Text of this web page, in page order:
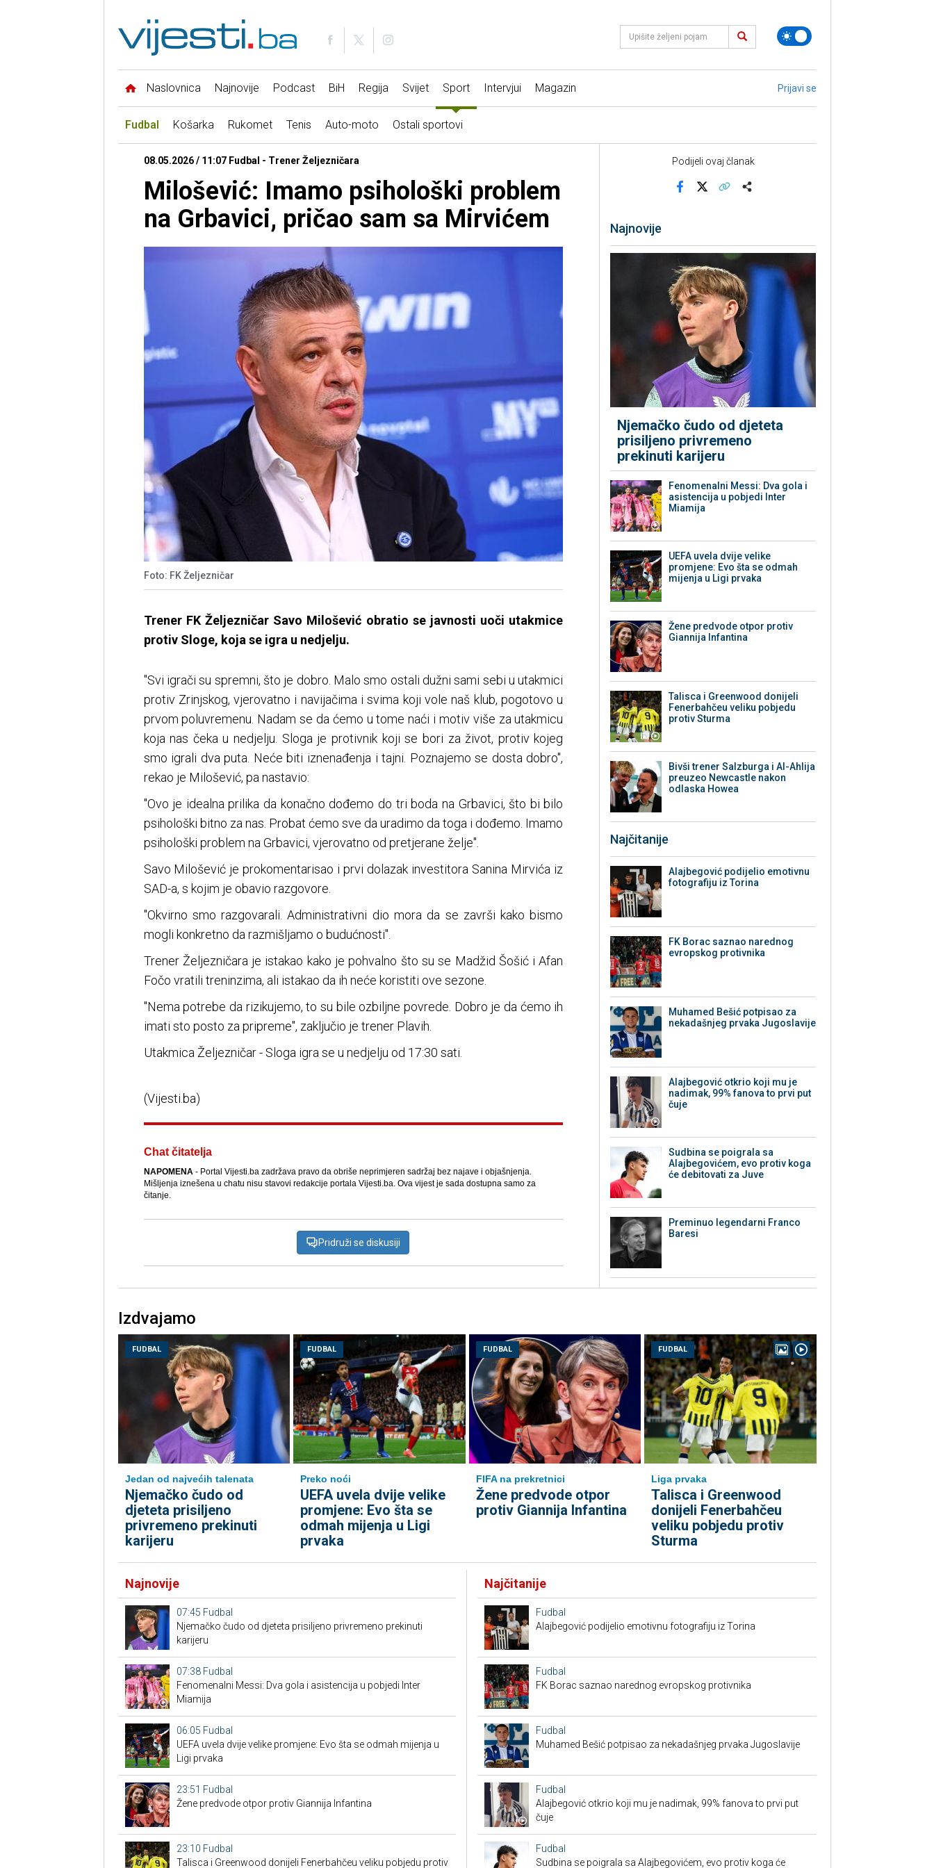
Naslovnica Najnovije Podcast BiH Regija Svijet Sport Intervjui Magazin Prijavi se
Fudbal Košarka Rukomet Tenis Auto-moto Ostali sportovi
08.05.2026 / 11:07 Fudbal - Trener Željezničara
Milošević: Imamo psihološki problem
na Grbavici, pričao sam sa Mirvićem
Foto: FK Željezničar
Trener FK Željezničar Savo Milošević obratio se javnosti uoči utakmice
protiv Sloge, koja se igra u nedjelju.
"Svi igrači su spremni, što je dobro. Malo smo ostali dužni sami sebi u utakmici
protiv Zrinjskog, vjerovatno i navijačima i svima koji vole naš klub, pogotovo u
prvom poluvremenu. Nadam se da ćemo u tome naći i motiv više za utakmicu
koja nas čeka u nedjelju. Sloga je protivnik koji se bori za život, protiv kojeg
smo igrali dva puta. Neće biti iznenađenja i tajni. Poznajemo se dosta dobro",
rekao je Milošević, pa nastavio:
"Ovo je idealna prilika da konačno dođemo do tri boda na Grbavici, što bi bilo
psihološki bitno za nas. Probat ćemo sve da uradimo da toga i dođemo. Imamo
psihološki problem na Grbavici, vjerovatno od pretjerane želje".
Savo Milošević je prokomentarisao i prvi dolazak investitora Sanina Mirvića iz
SAD-a, s kojim je obavio razgovore.
"Okvirno smo razgovarali. Administrativni dio mora da se završi kako bismo
mogli konkretno da razmišljamo o budućnosti".
Trener Željezničara je istakao kako je pohvalno što su se Madžid Šošić i Afan
Fočo vratili treninzima, ali istakao da ih neće koristiti ove sezone.
"Nema potrebe da rizikujemo, to su bile ozbiljne povrede. Dobro je da ćemo ih
imati sto posto za pripreme", zaključio je trener Plavih.
Utakmica Željezničar - Sloga igra se u nedjelju od 17:30 sati.
(Vijesti.ba)
Chat čitatelja
NAPOMENA- Portal Vijesti.ba zadržava pravo da obriše neprimjeren sadržaj bez najave i objašnjenja.
Mišljenja iznešena u chatu nisu stavovi redakcije portala Vijesti.ba. Ova vijest je sada dostupna samo za
čitanje.
Pridruži se diskusiji
Podijeli ovaj članak
Najnovije
Njemačko čudo od djeteta
prisiljeno privremeno
prekinuti karijeru
Fenomenalni Messi: Dva gola i
asistencija u pobjedi Inter
Miamija
UEFA uvela dvije velike
promjene: Evo šta se odmah
mijenja u Ligi prvaka
Žene predvode otpor protiv
Giannija Infantina
Talisca i Greenwood donijeli
Fenerbahčeu veliku pobjedu
protiv Sturma
Bivši trener Salzburga i Al-Ahlija
preuzeo Newcastle nakon
odlaska Howea
Najčitanije
Alajbegović podijelio emotivnu
fotografiju iz Torina
FK Borac saznao narednog
evropskog protivnika
Muhamed Bešić potpisao za
nekadašnjeg prvaka Jugoslavije
Alajbegović otkrio koji mu je
nadimak, 99% fanova to prvi put
čuje
Sudbina se poigrala sa
Alajbegovićem, evo protiv koga
će debitovati za Juve
Preminuo legendarni Franco
Baresi
Izdvajamo
FUDBAL
Jedan od najvećih talenata
Njemačko čudo od
djeteta prisiljeno
privremeno prekinuti
karijeru
FUDBAL
Preko noći
UEFA uvela dvije velike
promjene: Evo šta se
odmah mijenja u Ligi
prvaka
FUDBAL
FIFA na prekretnici
Žene predvode otpor
protiv Giannija Infantina
FUDBAL
Liga prvaka
Talisca i Greenwood
donijeli Fenerbahčeu
veliku pobjedu protiv
Sturma
Najnovije
07:45 Fudbal
Njemačko čudo od djeteta prisiljeno privremeno prekinuti
karijeru
07:38 Fudbal
Fenomenalni Messi: Dva gola i asistencija u pobjedi Inter
Miamija
06:05 Fudbal
UEFA uvela dvije velike promjene: Evo šta se odmah mijenja u
Ligi prvaka
23:51 Fudbal
Žene predvode otpor protiv Giannija Infantina
23:10 Fudbal
Talisca i Greenwood donijeli Fenerbahčeu veliku pobjedu protiv
Najčitanije
Fudbal
Alajbegović podijelio emotivnu fotografiju iz Torina
Fudbal
FK Borac saznao narednog evropskog protivnika
Fudbal
Muhamed Bešić potpisao za nekadašnjeg prvaka Jugoslavije
Fudbal
Alajbegović otkrio koji mu je nadimak, 99% fanova to prvi put
čuje
Fudbal
Sudbina se poigrala sa Alajbegovićem, evo protiv koga će